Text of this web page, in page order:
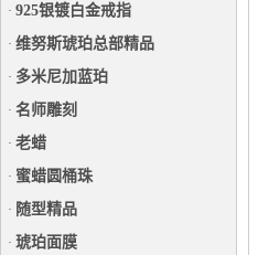
· 925银镀白金戒指
· 维努斯琥珀总部精品
· 多米尼加蓝珀
· 名师雕刻
· 老蜡
· 蜜蜡圆桶珠
· 随型精品
· 琥珀面膜